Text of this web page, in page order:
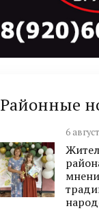
Районные
6